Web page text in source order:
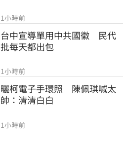
1小時前
台中宣導單用中共國徽　民代
批每天都出包
1小時前
曬柯電子手環照　陳佩琪喊太
帥：清清白白
1小時前